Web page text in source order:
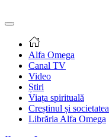
Alfa Omega
Canal TV
Video
Știri
Viața spirituală
Creștinul și societatea
Librăria Alfa Omega